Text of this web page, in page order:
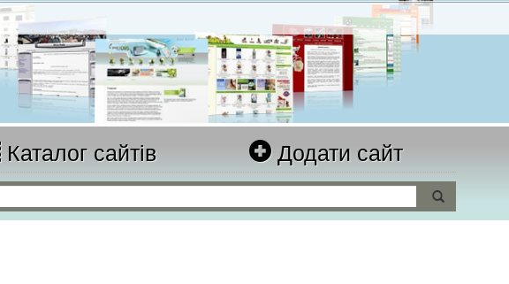
Каталог сайтів Додати сайт